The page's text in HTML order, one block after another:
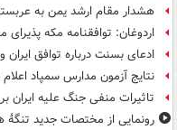
هشدار مقام ارشد یمن به
اردوغان: توافقنامه مکه
ادعای بسنت درباره توافق ایران
نتایج آزمون مدارس سمپاد
تاثیرات منفی جنگ علیه ایران بر
رونمایی از مختصات جدید تنگۀ